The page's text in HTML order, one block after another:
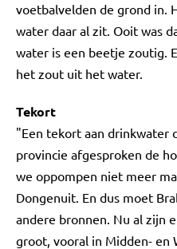
voetbalvelden de grond in.
water daar al zit. Ooit was
water is een beetje zoutig.
het zout uit het water.
Tekort
"Een tekort aan drinkwater
provincie afgesproken de
we oppompen niet meer
Dongenuit. En dus moet
andere bronnen. Nu al zijn
groot, vooral in Midden- en